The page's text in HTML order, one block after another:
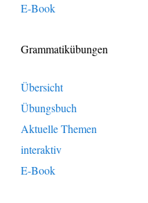
E-Book
Grammatikübungen
Übersicht
Übungsbuch
Aktuelle Themen
interaktiv
E-Book